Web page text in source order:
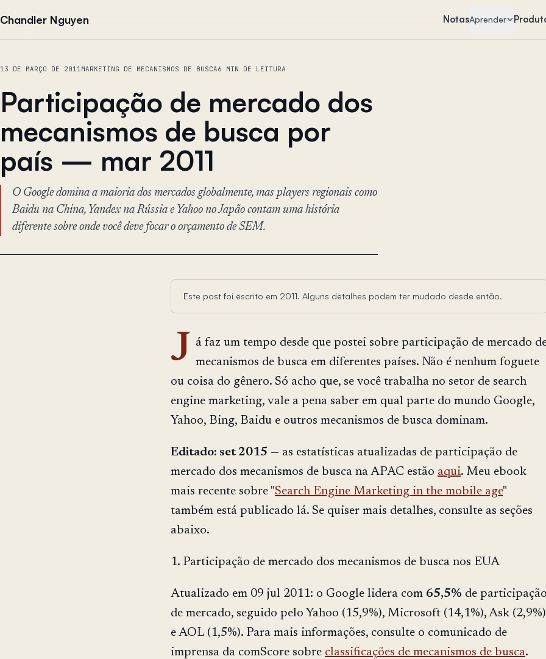
Chandler Nguyen NotasAprender
13 DE MARÇO DE 2011MARKETING DE MECANISMOS DE BUSCA6 MIN DE LEITURA
Participação de mercado dos
mecanismos de busca por
país — mar 2011
O Google domina a maioria dos mercados globalmente, mas players regionais como
Baidu na China, Yandex na Rússia e Yahoo no Japão contam uma história
diferente sobre onde você deve focar o orçamento de SEM.
Este post foi escrito em 2011. Alguns detalhes podem ter mudado desde então.
J
á faz um tempo desde que postei sobre participação de mercado
mecanismos de busca em diferentes países. Não é nenhum foguete
ou coisa do gênero. Só acho que, se você trabalha no setor de search
engine marketing, vale a pena saber em qual parte do mundo Google,
Yahoo, Bing, Baidu e outros mecanismos de busca dominam.
Editado: set 2015 — as estatísticas atualizadas de participação de
mercado dos mecanismos de busca na APAC estão aqui. Meu ebook
mais recente sobre "Search Engine Marketing in the mobile age"
também está publicado lá. Se quiser mais detalhes, consulte as seções
abaixo.
1. Participação de mercado dos mecanismos de busca nos EUA
Atualizado em 09 jul 2011: o Google lidera com 65,5% de
de mercado, seguido pelo Yahoo (15,9%), Microsoft (14,1%), Ask (2,9%)
e AOL (1,5%). Para mais informações, consulte o comunicado de
imprensa da comScore sobre classificações de mecanismos de busca.